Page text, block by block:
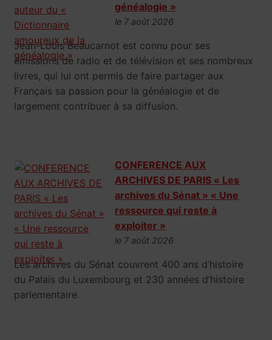
généalogie »
le 7 août 2026
Jean-Louis Beaucarnot est connu pour ses
émissions de radio et de télévision et ses nombreux
livres, qui lui ont permis de faire partager aux
Français sa passion pour la généalogie et de
largement contribuer à sa diffusion.
CONFERENCE AUX
ARCHIVES DE PARIS « Les
archives du Sénat » « Une
ressource qui reste à
exploiter »
le 7 août 2026
Les archives du Sénat couvrent 400 ans d’histoire
du Palais du Luxembourg et 230 années d’histoire
parlementaire.